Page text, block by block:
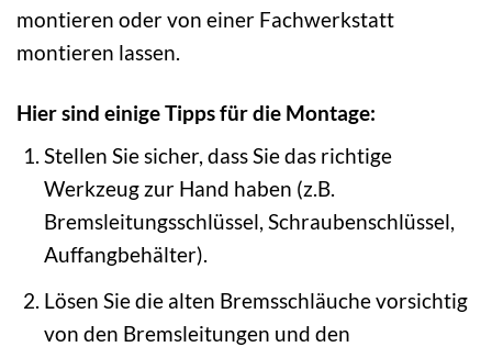
montieren oder von einer Fachwerkstatt
montieren lassen.
Hier sind einige Tipps für die Montage:
Stellen Sie sicher, dass Sie das richtige
Werkzeug zur Hand haben (z.B.
Bremsleitungsschlüssel, Schraubenschlüssel,
Auffangbehälter).
Lösen Sie die alten Bremsschläuche vorsichtig
von den Bremsleitungen und den